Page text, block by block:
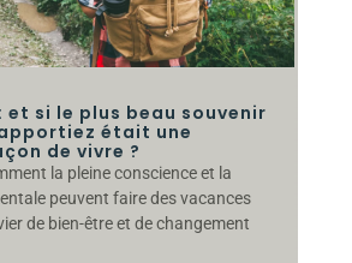
et si le plus beau souvenir
était une
de vivre ?
la pleine conscience et la
peuvent faire des vacances
de bien-être et de changement